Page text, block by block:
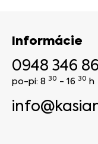
Informácie
0948 346
po-pi: 8 30 - 16 30 h